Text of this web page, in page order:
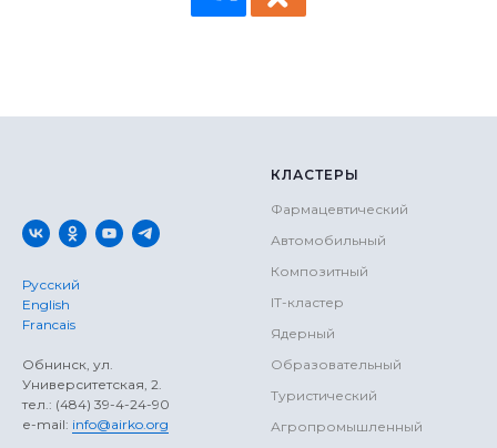
Русский
English
Francais
Обнинск, ул.
Университетская, 2.
тел.: (484) 39-4-24-90
е-mail: info@airko.org
КЛАСТЕРЫ
Фармацевтический
Автомобильный
Композитный
IT-кластер
Ядерный
Образовательный
Туристический
Агропромышленный